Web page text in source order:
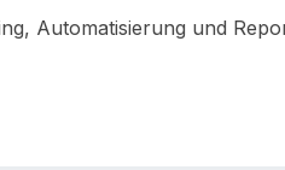
Automatisierung und